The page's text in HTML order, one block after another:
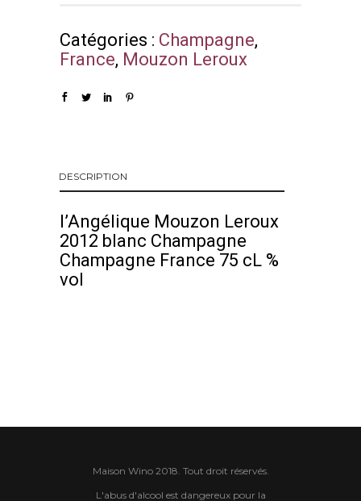
Catégories : Champagne,
France, Mouzon Leroux
DESCRIPTION
l’Angélique Mouzon Leroux
2012 blanc Champagne
Champagne France 75 cL %
vol
Maison Wino 2018. Tout droit réservés.
L'abus d'alcool est dangereux pour la